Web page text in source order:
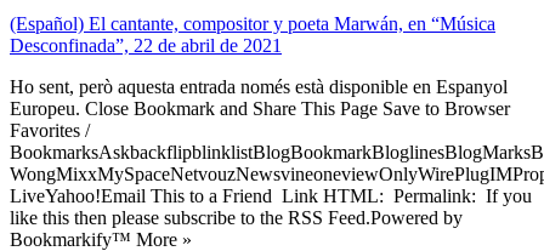
(Español) El cantante, compositor y poeta Marwán, en “Música
Desconfinada”, 22 de abril de 2021
Ho sent, però aquesta entrada només està disponible en Espanyol
Europeu. Close Bookmark and Share This Page Save to Browser
Favorites /
LiveYahoo!Email This to a Friend Link HTML: Permalink: If you
like this then please subscribe to the RSS Feed.Powered by
Bookmarkify™ More »